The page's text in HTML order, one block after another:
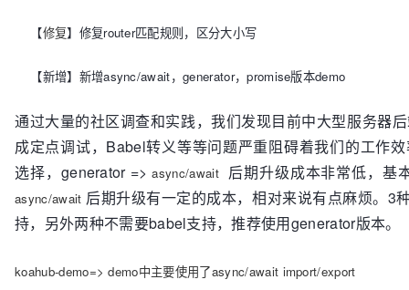
【修复】 修复router匹配规则，区分大小写
【新增】新增async/await，generator，promise版本demo
通过大量的社区调查和实践，我们发现目前中大型服务器
成定点调试，Babel转义等等问题严重阻碍着我们的工作
选择，generator =>async/await 后期升级成本非常低，基
async/await 后期升级有一定的成本，相对来说有点麻烦。3
持，另外两种不需要babel支持，推荐使用generator版本。
koahub-demo=> demo中主要使用了async/await import/export